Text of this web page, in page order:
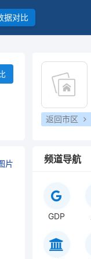
据对比
片
返回市区
频道导航
GDP